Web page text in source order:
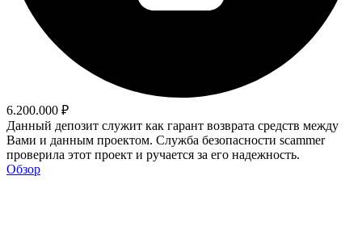
6.200.000 ₽
Данный депозит служит как гарант возврата средств между
Вами и данным проектом. Служба безопасности scammer
проверила этот проект и ручается за его надежность.
Обзор